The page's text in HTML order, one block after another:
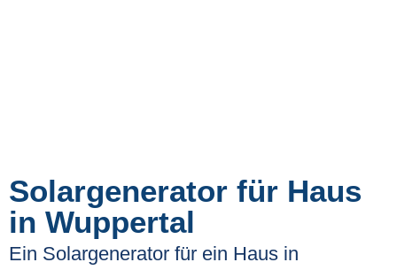
Solargenerator für Haus
in Wuppertal
Ein Solargenerator für ein Haus in